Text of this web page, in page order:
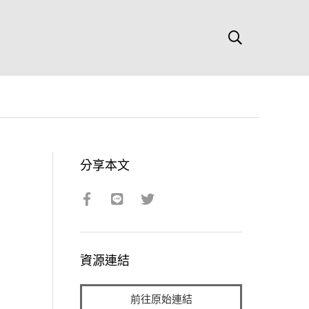
分享本文
資源連結
前往原始連結